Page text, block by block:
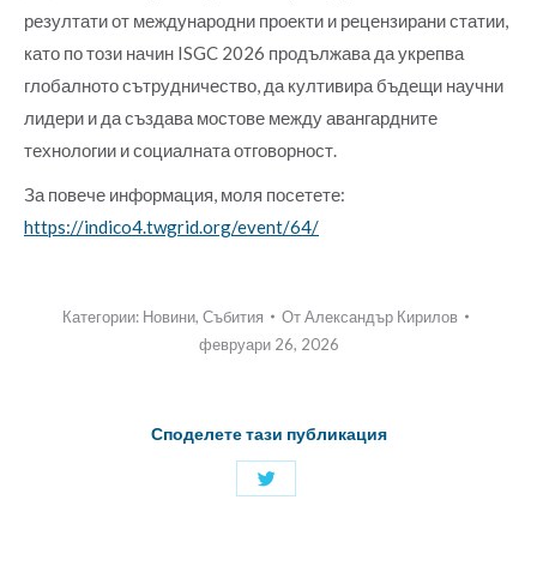
резултати от международни проекти и рецензирани статии,
като по този начин ISGC 2026 продължава да укрепва
глобалното сътрудничество, да култивира бъдещи научни
лидери и да създава мостове между авангардните
технологии и социалната отговорност.
За повече информация, моля посетете:
https://indico4.twgrid.org/event/64/
Категории: Новини, Събития ОтАлександър Кирилов
февруари 26, 2026
Споделете тази публикация
Споделяне